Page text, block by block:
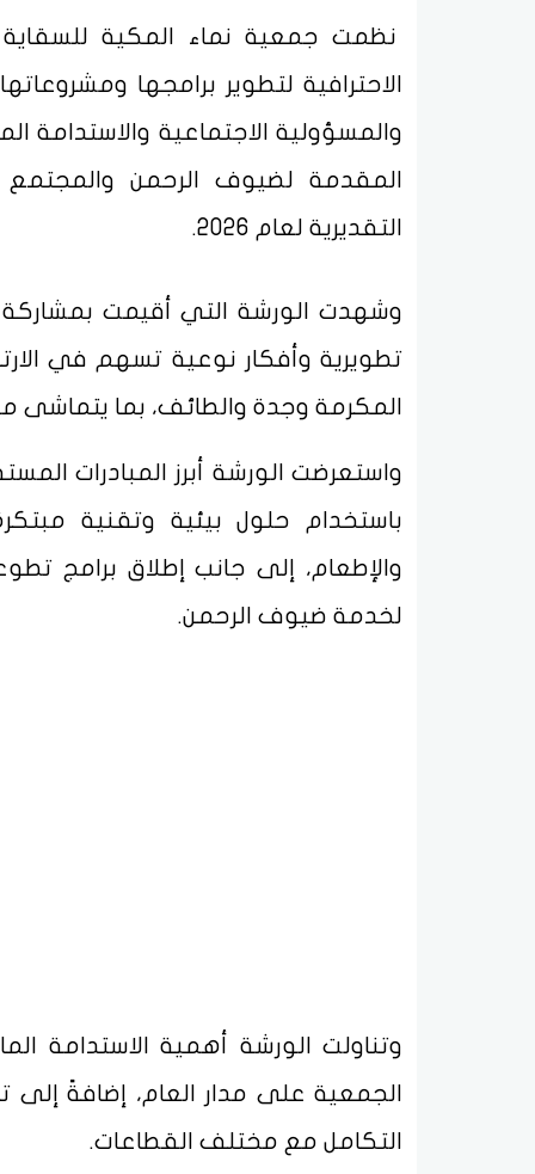
نظمت جمعية نماء المكية للسقاية
الاحترافية لتطوير برامجها
والمسؤولية الاجتماعية والاستدامة
المقدمة لضيوف الرحمن والمجتمع
التقديرية لعام 2026.
وشهدت الورشة التي أقيمت بمشاركة
تطويرية وأفكار نوعية تسهم في
المكرمة وجدة والطائف، بما يتماشى مع
واستعرضت الورشة أبرز المبادرات
باستخدام حلول بيئية وتقنية
والإطعام، إلى جانب إطلاق برامج
لخدمة ضيوف الرحمن.
وتناولت الورشة أهمية الاستدامة
الجمعية على مدار العام، إضافةً إلى
التكامل مع مختلف القطاعات.